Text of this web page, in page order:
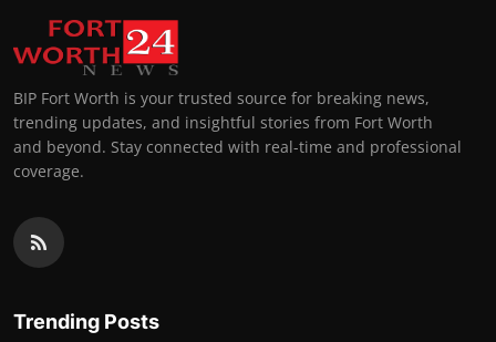
BIP Fort Worth is your trusted source for breaking news,
trending updates, and insightful stories from Fort Worth
and beyond. Stay connected with real-time and professional
coverage.
Trending Posts